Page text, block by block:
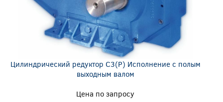
Цилиндрический редуктор C3(P) Исполнение с полым
выходным валом
Цена по запросу